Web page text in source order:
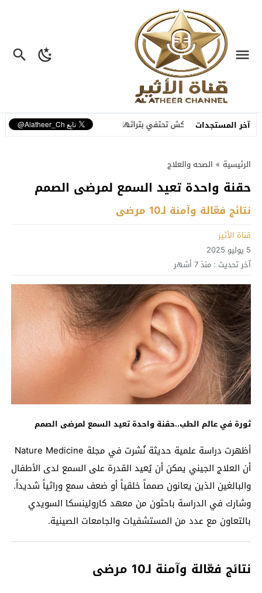
آخر المستجدات
مراكش تحتفي بتراثها الشعبي في افتتاح الدورة الـ55 للمهرجان الوطني للفنون الشعبية
الرئيسية » الصحه والعلاج
حقنة واحدة تعيد السمع لمرضى الصمم
نتائج فعّالة وآمنة لـ10 مرضى
قناة الأثير
5 يوليو 2025
آخر تحديث : منذ 7 أشهر
ثورة في عالم الطب..حقنة واحدة تعيد السمع لمرضى الصمم
أظهرت دراسة علمية حديثة نُشرت في مجلة Nature Medicine
أن العلاج الجيني يمكن أن يُعيد القدرة على السمع لدى الأطفال
والبالغين الذين يعانون صمماً خلقياً أو ضعف سمع وراثياً شديداً.
وشارك في الدراسة باحثون من معهد كارولينسكا السويدي
بالتعاون مع عدد من المستشفيات والجامعات الصينية.
نتائج فعّالة وآمنة لـ10 مرضى